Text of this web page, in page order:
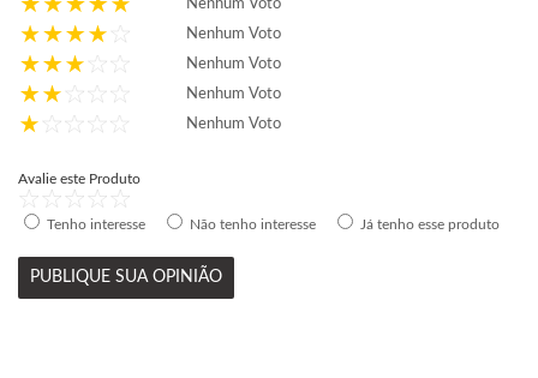
Nenhum Voto
Nenhum Voto
Nenhum Voto
Nenhum Voto
Nenhum Voto
Avalie este Produto
Tenho interesse Não tenho interesse Já tenho esse produto
PUBLIQUE SUA OPINIÃO